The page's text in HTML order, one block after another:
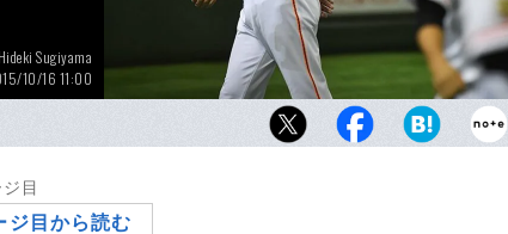
Hideki Sugiyama
10/16 11:00
いまだ去就が明らかでない原監督だが、その采配でヤクル
目
ジ目から読む